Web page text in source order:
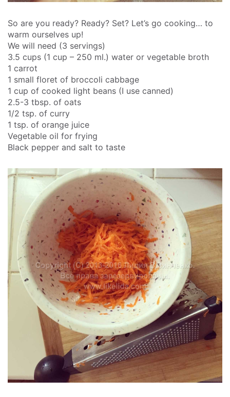
So are you ready? Ready? Set? Let’s go cooking… to
warm ourselves up!
We will need (3 servings)
3.5 cups (1 cup – 250 ml.) water or vegetable broth
1 carrot
1 small floret of broccoli cabbage
1 cup of cooked light beans (I use canned)
2.5-3 tbsp. of oats
1/2 tsp. of curry
1 tsp. of orange juice
Vegetable oil for frying
Black pepper and salt to taste